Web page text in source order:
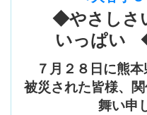
◆やさし
いっぱい
７月２８日に熊
被災された皆様、
舞い申